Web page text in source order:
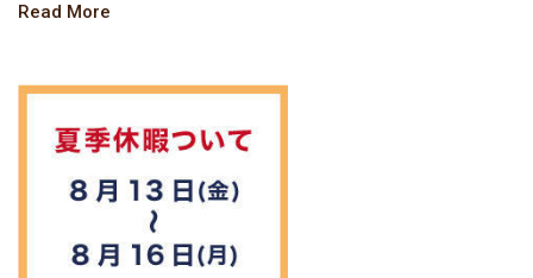
Read More